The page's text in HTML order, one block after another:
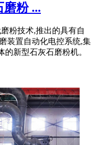
粉 ...
粉技术,推出的具有自
装置自动化电控系统,集
新型石灰石磨粉机。